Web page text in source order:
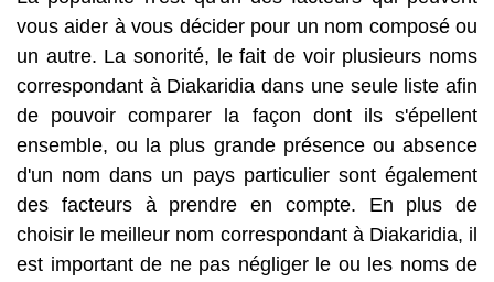
vous aider à vous décider pour un nom composé ou
un autre. La sonorité, le fait de voir plusieurs noms
correspondant à Diakaridia dans une seule liste afin
de pouvoir comparer la façon dont ils s'épellent
ensemble, ou la plus grande présence ou absence
d'un nom dans un pays particulier sont également
des facteurs à prendre en compte. En plus de
choisir le meilleur nom correspondant à Diakaridia, il
est important de ne pas négliger le ou les noms de